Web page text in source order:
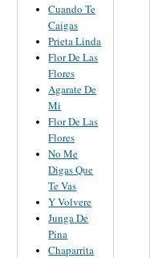
Cuando Te
Caigas
Prieta Linda
Flor De Las
Flores
Agarate De
Mi
Flor De Las
Flores
No Me
Digas Que
Te Vas
Y Volvere
Junga De
Pina
Chaparrita